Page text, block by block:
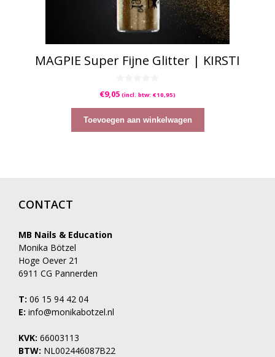
MAGPIE Super Fijne Glitter | KIRSTI
v
5
€9,05 (incl. btw: €10,95)
Toevoegen aan winkelwagen
CONTACT
MB Nails & Education
Monika Bötzel
Hoge Oever 21
6911 CG Pannerden
T: 06 15 94 42 04
E: info@monikabotzel.nl
KVK: 66003113
BTW: NL002446087B22